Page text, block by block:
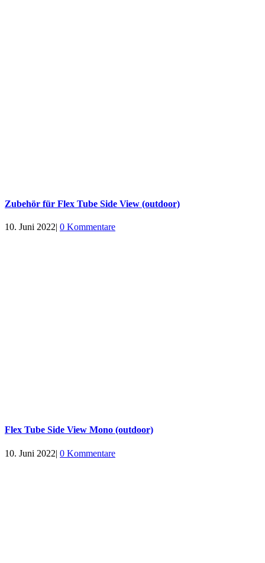
Zubehör für Flex Tube Side View (outdoor)
10. Juni 2022| 0 Kommentare
Flex Tube Side View Mono (outdoor)
10. Juni 2022| 0 Kommentare